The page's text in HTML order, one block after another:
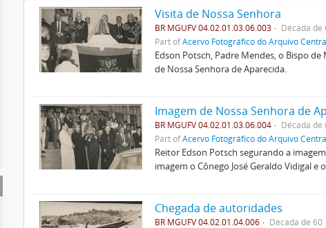
Visita de Nossa Senhora
BR MGUFV 04.02.01.03.06.003
Década de
Part ofAcervo Fotográfico do Arquivo
Edson Potsch, Padre Mendes, o Bispo
de Nossa Senhora de Aparecida.
Imagem de Nossa Senhora de
BR MGUFV 04.02.01.03.06.004
Década de
Part ofAcervo Fotográfico do Arquivo
Reitor Edson Potsch segurando a
imagem o Cônego José Geraldo Vidigal e
Chegada de autoridades
BR MGUFV 04.02.01.04.006
Década de 60